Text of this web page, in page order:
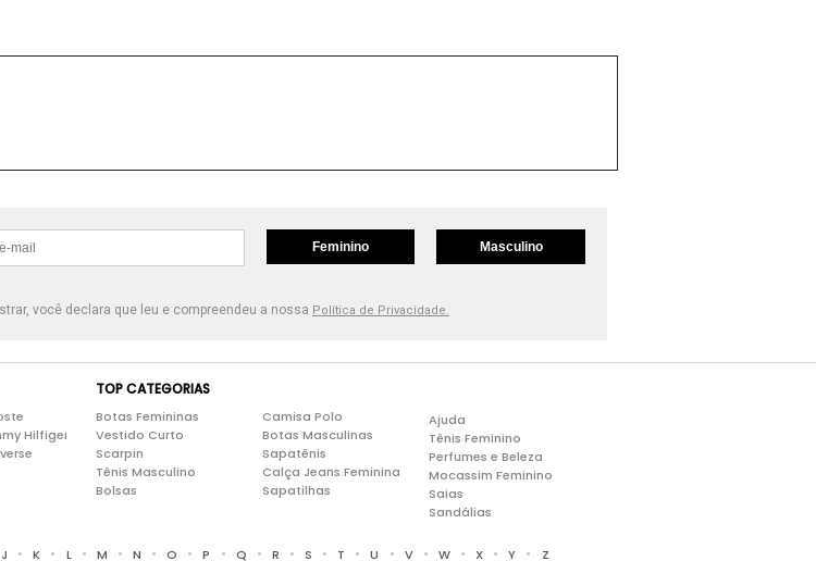
Feminino Masculino
você declara que leu e compreendeu a nossa Política de Privacidade.
Hilfiger
TOP CATEGORIAS
Botas Femininas
Vestido Curto
Scarpin
Tênis Masculino
Bolsas
Camisa Polo
Botas Masculinas
Sapatênis
Calça Jeans Feminina
Sapatilhas
Ajuda
Tênis Feminino
Perfumes e Beleza
Mocassim Feminino
Saias
Sandálias
J • K • L • M • N • O • P • Q • R • S • T • U • V • W • X • Y • Z